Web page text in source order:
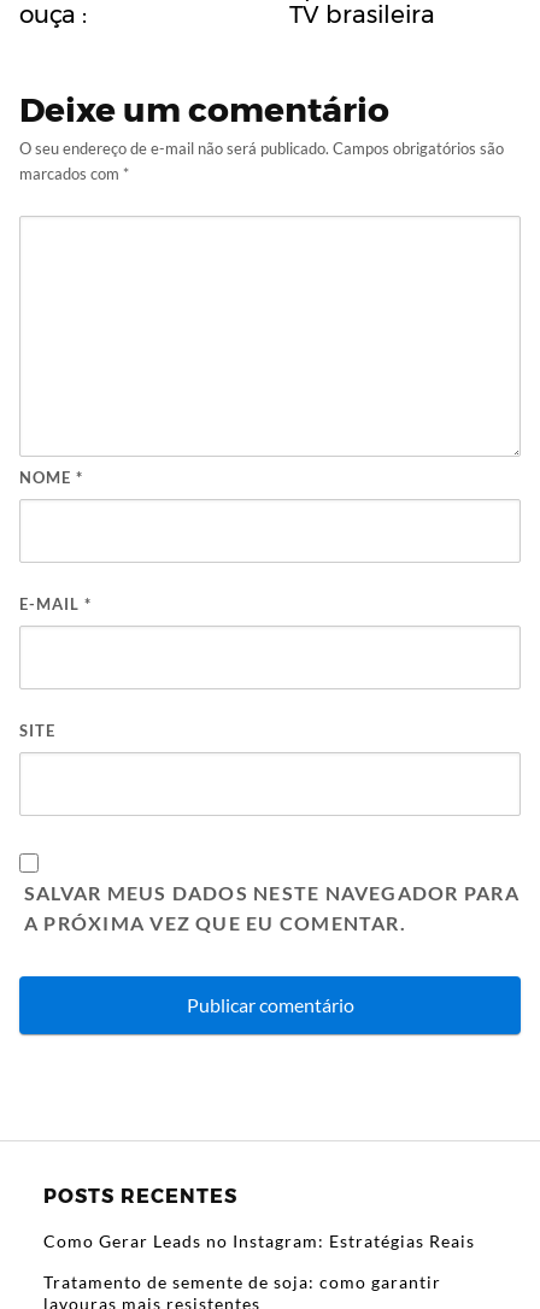
ouça :
TV brasileira
Deixe um comentário
O seu endereço de e-mail não será publicado. Campos obrigatórios são
marcados com *
NOME *
E-MAIL *
SITE
SALVAR MEUS DADOS NESTE NAVEGADOR PARA
A PRÓXIMA VEZ QUE EU COMENTAR.
POSTS RECENTES
Como Gerar Leads no Instagram: Estratégias Reais
Tratamento de semente de soja: como garantir
lavouras mais resistentes